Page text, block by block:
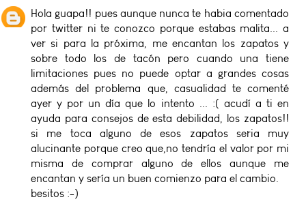
Hola guapa!! pues aunque nunca te habia comentado
por twitter ni te conozco porque estabas malita... a
ver si para la próxima, me encantan los zapatos y
sobre todo los de tacón pero cuando una tiene
limitaciones pues no puede optar a grandes cosas
además del problema que, casualidad te comenté
ayer y por un día que lo intento ... :( acudí a ti en
ayuda para consejos de esta debilidad, los zapatos!!
si me toca alguno de esos zapatos seria muy
alucinante porque creo que,no tendría el valor por mi
misma de comprar alguno de ellos aunque me
encantan y sería un buen comienzo para el cambio.
besitos :-)